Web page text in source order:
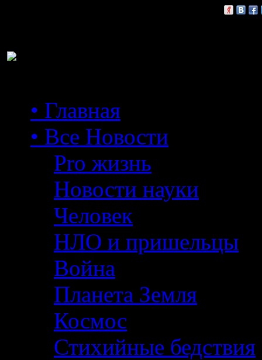
• Главная
• Все Новости
Pro жизнь
Новости науки
Человек
НЛО и пришельцы
Война
Планета Земля
Космос
Стихийные бедствия